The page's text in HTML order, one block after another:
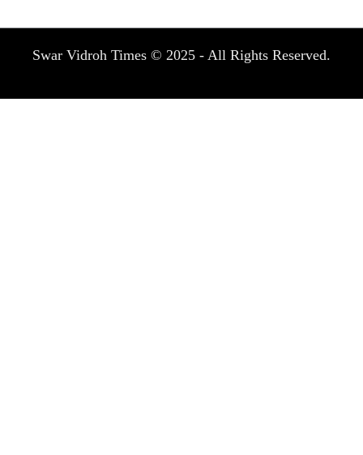
Swar Vidroh Times © 2025 - All Rights Reserved.